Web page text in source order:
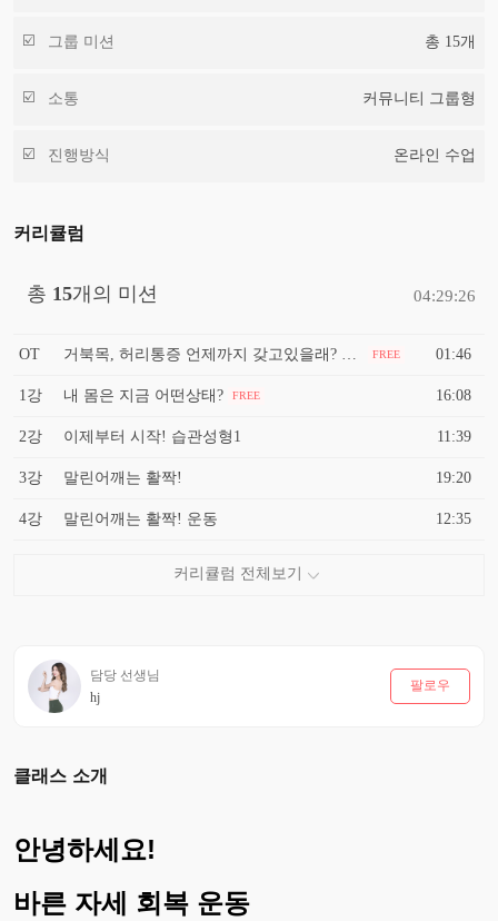
그룹 미션 총 15개
소통 커뮤니티 그룹형
진행방식 온라인 수업
커리큘럼
총 15개의 미션 04:29:26
OT FREE 01:46
1강 내 몸은 지금 어떤상태? FREE 16:08
2강 이제부터 시작! 습관성형1 11:39
3강 말린어깨는 활짝! 19:20
4강 말린어깨는 활짝! 운동 12:35
담당 선생님
hj
팔로우
클래스 소개
안녕하세요!
바른 자세 회복 운동